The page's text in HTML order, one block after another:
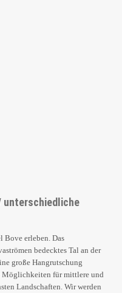
unterschiedliche
Bove erleben. Das
bedecktes Tal an der
große Hangrutschung
Möglichkeiten für mittlere und
Landschaften. Wir werden